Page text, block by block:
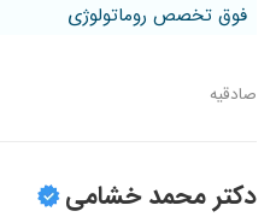
فوق تخصص روماتولوژی
صادقیه
دکتر محمد خشامی